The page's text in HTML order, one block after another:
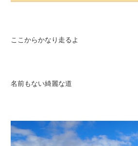
ここからかなり走るよ
名前もない綺麗な道